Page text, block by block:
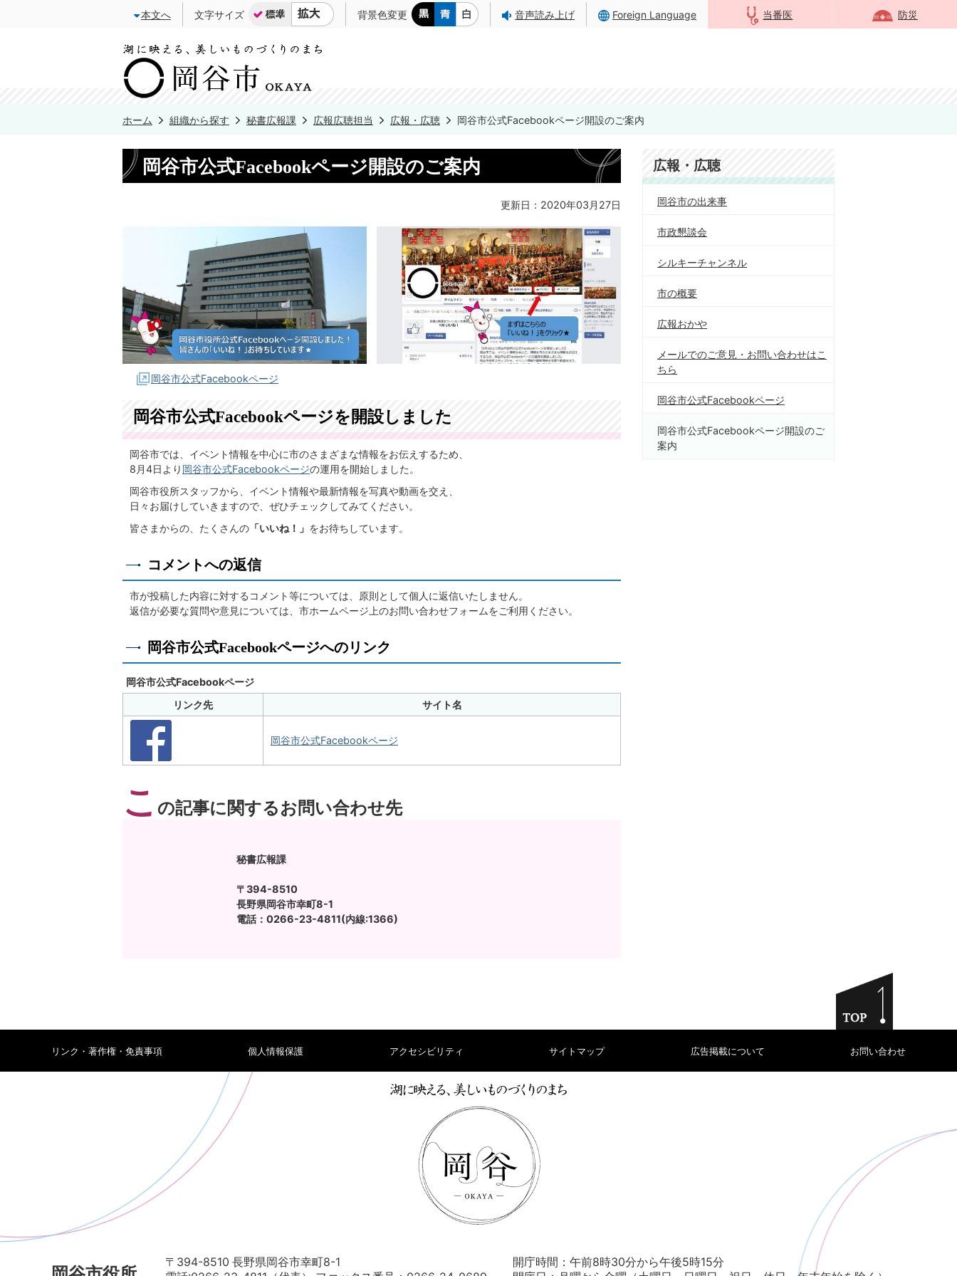
本文へ 文字サイズ 背景色変更 音声読み上げ Foreign Language 当番医 防災
ホーム 組織から探す 秘書広報課 広報広聴担当 広報・広聴 岡谷市公式Facebookページ開設のご案内
岡谷市公式Facebookページ開設のご案内
更新日：2020年03月27日
岡谷市公式Facebookページ
岡谷市公式Facebookページを開設しました
岡谷市では、イベント情報を中心に市のさまざまな情報をお伝えするため、
8月4日より 岡谷市公式Facebookページの運用を開始しました。
岡谷市役所スタッフから、イベント情報や最新情報を写真や動画を交え、
日々お届けしていきますので、ぜひチェックしてみてください。
皆さまからの、たくさんの 「いいね！」 をお待ちしています。
コメントへの返信
市が投稿した内容に対するコメント等については、原則として個人に返信いたしません。
返信が必要な質問や意見については、市ホームページ上のお問い合わせフォームをご利用ください。
岡谷市公式Facebookページへのリンク
リンク先 サイト名
岡谷市公式Facebookページ
岡谷市公式Facebookページ
こ の記事に関するお問い合わせ先
秘書広報課
〒394-8510
長野県岡谷市幸町8-1
電話：0266-23-4811(内線:1366)
広報・広聴
岡谷市の出来事
市政懇談会
シルキーチャンネル
市の概要
広報おかや
メールでのご意見・お問い合わせはこ
ちら
岡谷市公式Facebookページ
岡谷市公式Facebookページ開設のご
案内
リンク・著作権・免責事項 個人情報保護 アクセシビリティ サイトマップ 広告掲載について お問い合わせ
〒394-8510 長野県岡谷市幸町8-1
開庁時間：午前8時30分から午後5時15分